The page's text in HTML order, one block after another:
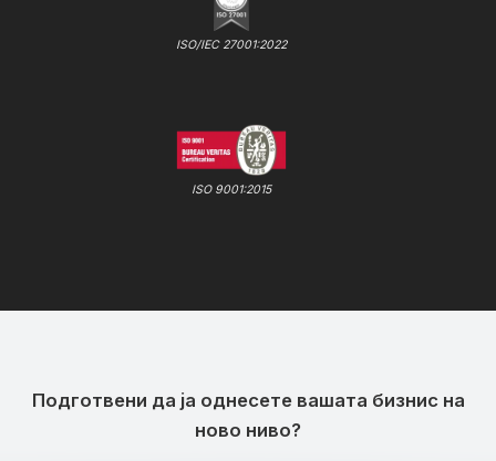
ISO/IEC 27001:2022
ISO 9001:2015
Подготвени да ја однесете вашата бизнис на
ново ниво?